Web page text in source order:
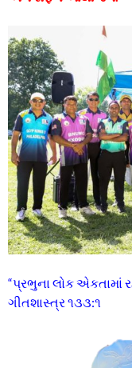
“પ્રભુના લોક એકતામાં
ગીતશાસ્ત્ર ૧૩૩:૧